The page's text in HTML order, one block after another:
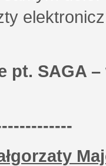
pt. SAGA